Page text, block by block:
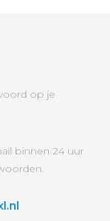
op je
binnen 24 uur